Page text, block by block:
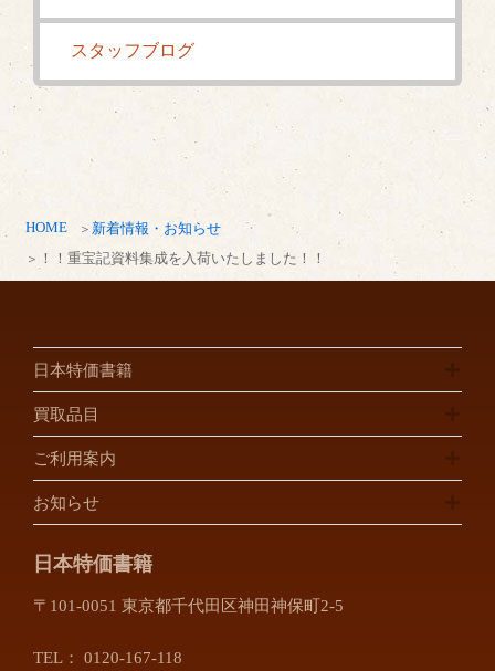
HOME
新着情報・お知らせ
！！重宝記資料集成を入荷いたしました！！
スタッフブログ
日本特価書籍
買取品目
ご利用案内
お知らせ
日本特価書籍
〒101-0051 東京都千代田区神田神保町2-5
TEL： 0120-167-118